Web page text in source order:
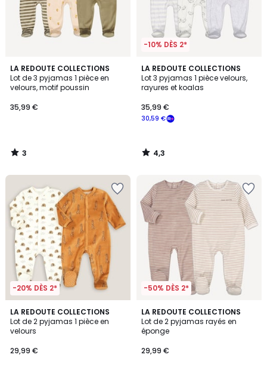
LA REDOUTE COLLECTIONS
Lot de 3 pyjamas 1 pièce en
velours, motif poussin
35,99 €
3
/
5
3
/
-10% DÈS 2*
LA REDOUTE COLLECTIONS
Lot 3 pyjamas 1 pièce velours,
rayures et koalas
30,59 €
35,99 €
4,3
/ 5
4,3
/
-20% DÈS 2*
LA REDOUTE COLLECTIONS
Lot de 2 pyjamas 1 pièce en
velours
29,99 €
4,8
/ 5
-50% DÈS 2*
LA REDOUTE COLLECTIONS
Lot de 2 pyjamas rayés en
éponge
29,99 €